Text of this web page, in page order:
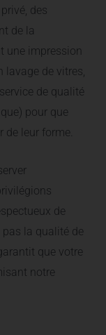
des
de la
une impression
lavage de vitres,
de qualité
pour que
leur forme.
de
pas la qualité de
que votre
notre